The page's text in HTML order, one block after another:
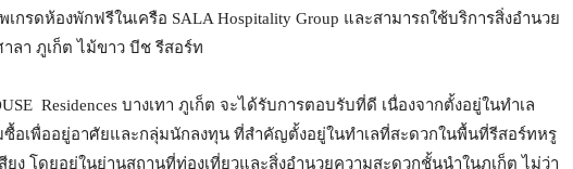
เกรดห้องพักฟรีในเครือ SALA Hospitality Group และสามารถใช้บริการสิ่งอำนวย
ลา ภูเก็ต ไม้ขาว บีช รีสอร์ท
Residences บางเทา ภูเก็ต จะได้รับการตอบรับที่ดี เนื่องจากตั้งอยู่ในทำเล
อเพื่ออยู่อาศัยและกลุ่มนักลงทุน ที่สำคัญตั้งอยู่ในทำเลที่สะดวกในพื้นที่รีสอร์ทหรู
ยง โดยอยู่ในย่านสถานที่ท่องเที่ยวและสิ่งอำนวยความสะดวกชั้นนำในภูเก็ต ไม่ว่า